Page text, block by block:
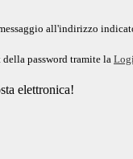
all'indirizzo
password tramite la
elettronica!